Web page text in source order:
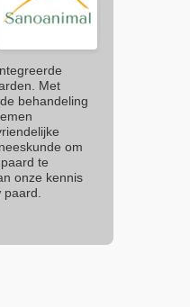
Met
behandeling
om
te
onze kennis